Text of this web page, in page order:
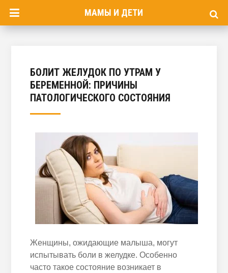
МАМЫ И ДЕТИ
БОЛИТ ЖЕЛУДОК ПО УТРАМ У
БЕРЕМЕННОЙ: ПРИЧИНЫ
ПАТОЛОГИЧЕСКОГО СОСТОЯНИЯ
Женщины, ожидающие малыша, могут
испытывать боли в желудке. Особенно
часто такое состояние возникает в